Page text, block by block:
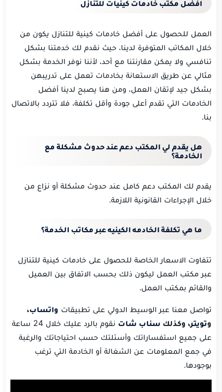
افضل مكتب خادمات كينيات للتنازل
العمل للحصول على أفضل خادمات كينية للتنازل يكون من
خلال المكاتب المتوفرة لدينا، حيث نقدم لك خدمتنا بشكل
تنافسي ولا يمكن مقارنتنا مع أحد، لأننا نوفر الخدمة بشكل
مثالي عن طريق الاستعانة بخادمات تعمل على تدريبهن
بشكل جيد لإتقان العمل، ومن هنا يصبح لدينا أفضل
الخادمات التي تقدم أعلى جودة وأقل تكلفة، فلا تتردد بالاتصال
بنا.
هل يقدم لي المكتب دعم عند حدوث مشكلة مع
الخادمة؟
يقدم لك المكتب دعم كامل عند حدوث مشكلة أو نزاع من
خلال الإجراءات القانونية اللازمة.
ما هي تكلفة الخادمه الكينيه عبر مكاتب الخدمة؟
تتفاوت الاسعار الخاصة للحصول على خادمات كينية للتنازل
عبر مكتب العمل ليكون ذلك بحسب الاتفاق بين العميل
والقائم بمكتب العمل.
تواصل معنا عبر الوسيط الدولي على تطبيقات واتساب،
وتويتر، وكذلك سناب شات
نقوم بالرد عليك خلال 24 ساعة
على جميع استفساراتك وأسئلتك حسب احتياجاتك والرغبة
في جمع المعلومات عن الشغالة أو الخادمة التي ترغب
بوجودها.